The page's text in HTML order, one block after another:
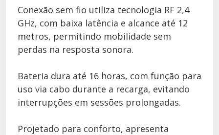
Conexão sem fio utiliza tecnologia RF 2,4
GHz, com baixa latência e alcance até 12
metros, permitindo mobilidade sem
perdas na resposta sonora.
Bateria dura até 16 horas, com função para
uso via cabo durante a recarga, evitando
interrupções em sessões prolongadas.
Projetado para conforto, apresenta